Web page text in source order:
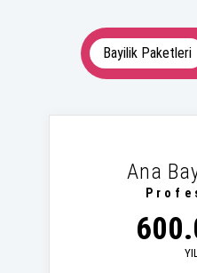
Bayilik Paketleri
Ana